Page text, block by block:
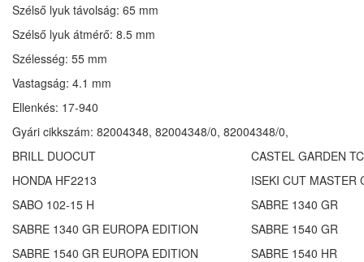
Szélső lyuk távolság: 65 mm
Szélső lyuk átmérő: 8.5 mm
Szélesség: 55 mm
Vastagság: 4.1 mm
Ellenkés: 17-940
Gyári cikkszám: 82004348, 82004348/0, 82004348/0,
BRILL DUOCUT
CASTEL GARDEN
HONDA HF2213
ISEKI CUT MASTER
SABO 102-15 H
SABRE 1340 GR
SABRE 1340 GR EUROPA EDITION
SABRE 1540 GR
SABRE 1540 GR EUROPA EDITION
SABRE 1540 HR